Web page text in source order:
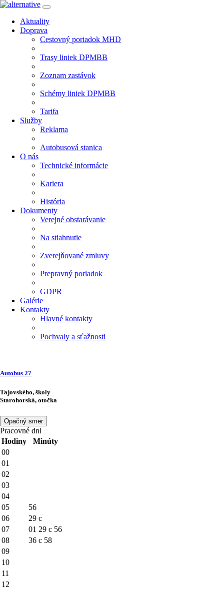
Aktuality
Doprava
Cestovný poriadok MHD
Trasy liniek DPMBB
Zoznam zastávok
Schémy liniek DPMBB
Tarifa
Služby
Reklama
Autobusová stanica
O nás
Technické informácie
Kariera
História
Dokumenty
Verejné obstarávanie
Na stiahnutie
Zverejňované zmluvy
Prepravný poriadok
GDPR
Galérie
Kontakty
Hlavné kontakty
Pochvaly a sťažnosti
Autobus 27
Tajovského, školy
Starohorská, otočka
Opačný smer
Pracovné dni
Hodiny
Minúty
00
01
02
03
04
05
56
06
29 c
07
01 29 c 56
08
36 c 58
09
10
11
12